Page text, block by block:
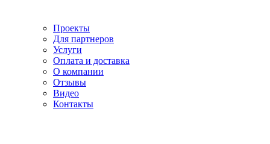
Проекты
Для партнеров
Услуги
Оплата и доставка
О компании
Отзывы
Видео
Контакты